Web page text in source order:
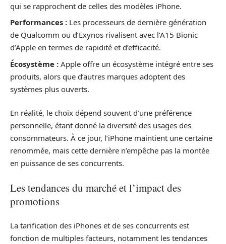
qui se rapprochent de celles des modèles iPhone.
Performances : Les processeurs de dernière génération
de Qualcomm ou d’Exynos rivalisent avec l’A15 Bionic
d’Apple en termes de rapidité et d’efficacité.
Écosystème : Apple offre un écosystème intégré entre ses
produits, alors que d’autres marques adoptent des
systèmes plus ouverts.
En réalité, le choix dépend souvent d’une préférence
personnelle, étant donné la diversité des usages des
consommateurs. À ce jour, l’iPhone maintient une certaine
renommée, mais cette dernière n’empêche pas la montée
en puissance de ses concurrents.
Les tendances du marché et l’impact des
promotions
La tarification des iPhones et de ses concurrents est
fonction de multiples facteurs, notamment les tendances